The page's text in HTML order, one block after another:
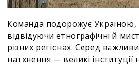
Команда подорожує Україною,
відвідуючи етнографічні й
різних регіонах. Серед
натхнення — великі інституції